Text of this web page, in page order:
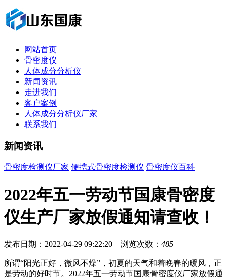
网站首页
骨密度仪
人体成分分析仪
新闻资讯
走进我们
客户案例
人体成分分析仪厂家
联系我们
新闻资讯
骨密度检测仪厂家 便携式骨密度检测仪 骨密度仪百科
2022年五一劳动节国康骨密度
仪生产厂家放假通知请查收！
发布日期：2022-04-29 09:22:20 浏览次数： 485
所谓“阳光正好，微风不燥”，初夏的天气和着晚春的暖风，正
是劳动的好时节。2022年五一劳动节国康骨密度仪厂家放假通